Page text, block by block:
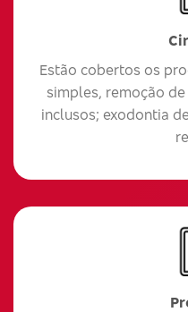
Estão cobertos os
simples, remoção
inclusos; exodontia